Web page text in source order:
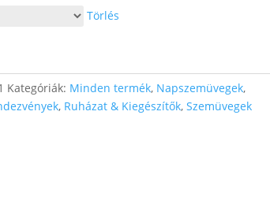
Törlés
Kategóriák: Minden termék, Napszemüvegek,
, Ruházat & Kiegészítők, Szemüvegek